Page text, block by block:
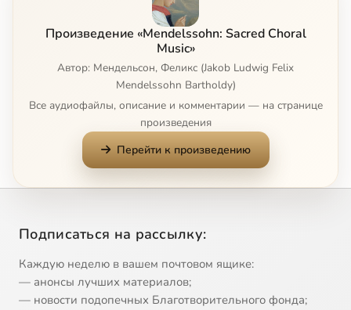
Zum Abendsegen, MWV B27
Kyrie eleison, MWV B57/1
14 Ehre sei Gott in der Höhe, MWV B57/4 4:57
16
Произведение «Mendelssohn: Sacred Choral
Music»
Автор: Мендельсон, Феликс (Jakob Ludwig Felix
Mendelssohn Bartholdy)
Все аудиофайлы, описание и комментарии — на странице
произведения
Перейти к произведению
Подписаться на рассылку:
Каждую неделю в вашем почтовом ящике:
— анонсы лучших материалов;
— новости подопечных Благотворительного фонда;